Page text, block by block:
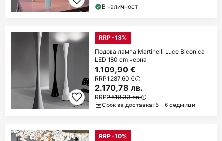
В наличност
RRP -13%
Подова лампа Martinelli Luce Biconica
LED 180 cm черна
1.109,90 €
RRP1.287,60 €
2.170,78 лв.
RRP2.518,33 лв.
Срок за доставка: 5 - 6 седмици
RRP -10%